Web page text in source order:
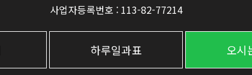
사업자등록번호 : 113-82-77214
하루일과표 오시